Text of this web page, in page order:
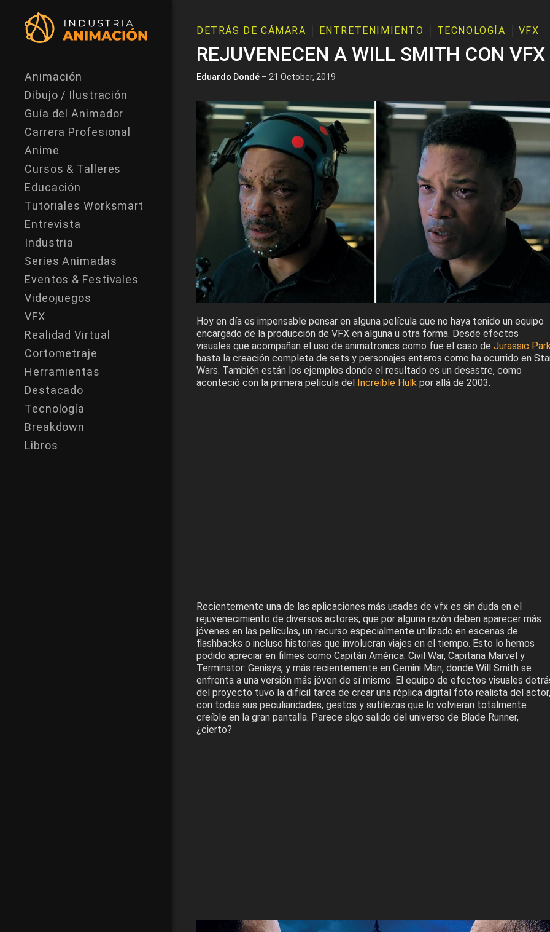
Animación
Dibujo / Ilustración
Guía del Animador
Carrera Profesional
Anime
Cursos & Talleres
Educación
Tutoriales Worksmart
Entrevista
Industria
Series Animadas
Eventos & Festivales
Videojuegos
VFX
Realidad Virtual
Cortometraje
Herramientas
Destacado
Tecnología
Breakdown
Libros
DETRÁS DE CÁMARA ENTRETENIMIENTO TECNOLOGÍA VFX
REJUVENECEN A WILL SMITH CON VFX
Eduardo Dondé – 21 October, 2019
Hoy en día es impensable pensar en alguna película que no haya tenido un equipo
encargado de la producción de VFX en alguna u otra forma. Desde efectos
visuales que acompañan el uso de animatronics como fue el caso de Jurassic
hasta la creación completa de sets y personajes enteros como ha ocurrido en
Wars. También están los ejemplos donde el resultado es un desastre, como
aconteció con la primera película del Increíble Hulk por allá de 2003.
Recientemente una de las aplicaciones más usadas de vfx es sin duda en el
rejuvenecimiento de diversos actores, que por alguna razón deben aparecer más
jóvenes en las películas, un recurso especialmente utilizado en escenas de
flashbacks o incluso historias que involucran viajes en el tiempo. Esto lo hemos
podido apreciar en filmes como Capitán América: Civil War, Capitana Marvel y
Terminator: Genisys, y más recientemente en Gemini Man, donde Will Smith se
enfrenta a una versión más jóven de sí mismo. El equipo de efectos visuales
del proyecto tuvo la difícil tarea de crear una réplica digital foto realista del actor,
con todas sus peculiaridades, gestos y sutilezas que lo volvieran totalmente
creíble en la gran pantalla. Parece algo salido del universo de Blade Runner,
¿cierto?